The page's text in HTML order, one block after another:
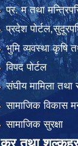
प्र. म तथा
प्रदेश
भुमि व्यवस्था कृषि
विपद पोर्टल
संघीय मामिला तथा
सामाजिक विकास
सामाजिक सुरक्षा